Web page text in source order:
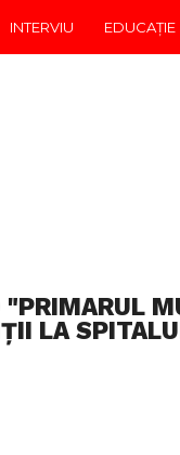
INTERVIU EDUCAŢIE
"PRIMARUL
LA